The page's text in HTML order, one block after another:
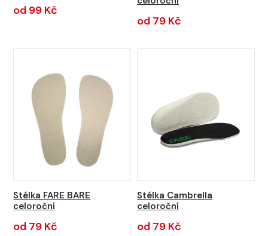
od 99 Kč
od 79 Kč
Stélka FARE BARE
celoroční
od 79 Kč
Stélka Cambrella
celoroční
od 79 Kč